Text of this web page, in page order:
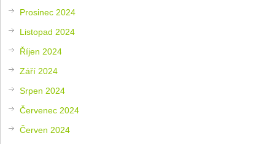
Prosinec 2024
Listopad 2024
Říjen 2024
Září 2024
Srpen 2024
Červenec 2024
Červen 2024